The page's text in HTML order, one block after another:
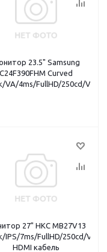
2x2W/FreeSync)
23.5" Samsung
C24F390FHM Curved
VA/4ms/FullHD/250cd/
27" HKC MB27V13
IPS/7ms/FullHD/250cd/
HDMI кабель